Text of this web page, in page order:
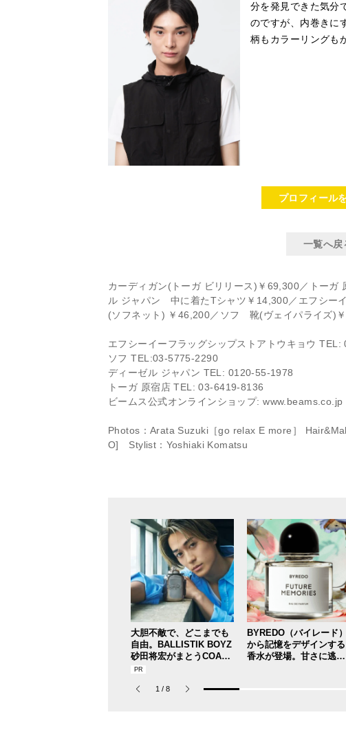
分を発見できた気分
のですが、内巻きに
柄もカラーリングも
プロフィール
一覧へ戻
カーディガン(トーガ ビリリース)￥69,300／トー
ル ジャパン 中に着たTシャツ￥14,300／エフシー
(ソフネット) ￥46,200／ソフ 靴(ヴェイパライズ)
エフシーイーフラッグシップストアトウキョウ
ソフ TEL:03-5775-2290
ディーゼル ジャパン TEL: 0120-55-1978
トーガ 原宿店 TEL: 03-6419-8136
ビームス公式オンラインショップ: www.beams.co.jp
Photos：Arata Suzuki［go relax E more］
O] Stylist：Yoshiaki Komatsu
大胆不敵で、どこまでも
自由。BALLISTIK BOYZ
砂田将宏がまとうCOACH
の新作フレグランス「コ
パルファム」
BYREDO（バイレード）
から記憶をデザインする
香水が登場。甘さに逃げ
1 / 8